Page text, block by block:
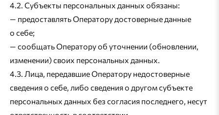
4.2. Субъекты персональных данных обязаны:
— предоставлять Оператору достоверные данные
о себе;
— сообщать Оператору об уточнении (обновлении,
изменении) своих персональных данных.
4.3. Лица, передавшие Оператору недостоверные
сведения о себе, либо сведения о другом субъекте
персональных данных без согласия последнего, несут